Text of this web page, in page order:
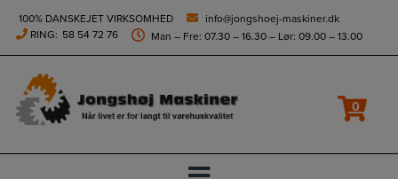
height="0" width="0" style="display:none;visibility:hidden">
100% DANSKEJET VIRKSOMHED
info@jongshoej-maskiner.dk
RING: 58 54 72 76 Man – Fre: 07.30 – 16.30 – Lør: 09.00 – 13.00
0